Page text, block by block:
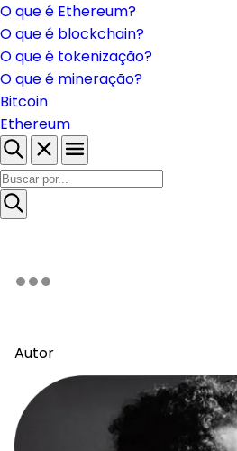
O que é Ethereum?
O que é blockchain?
O que é tokenização?
O que é mineração?
Bitcoin
Ethereum
Autor